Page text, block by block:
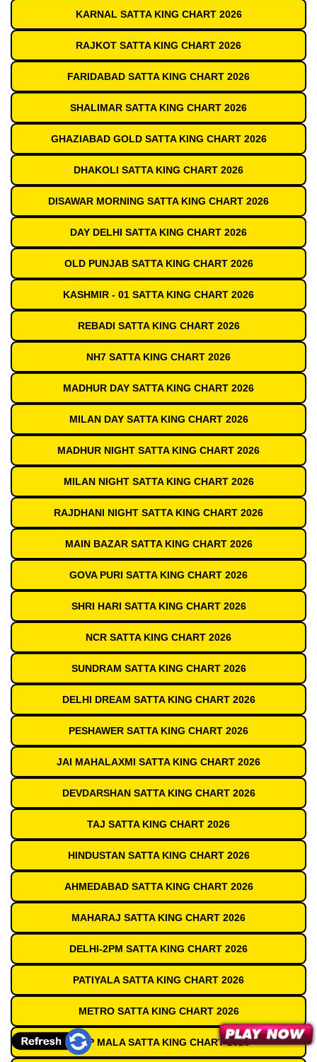
KARNAL SATTA KING CHART 2026
RAJKOT SATTA KING CHART 2026
FARIDABAD SATTA KING CHART 2026
SHALIMAR SATTA KING CHART 2026
GHAZIABAD GOLD SATTA KING CHART 2026
DHAKOLI SATTA KING CHART 2026
DISAWAR MORNING SATTA KING CHART 2026
DAY DELHI SATTA KING CHART 2026
OLD PUNJAB SATTA KING CHART 2026
KASHMIR - 01 SATTA KING CHART 2026
REBADI SATTA KING CHART 2026
NH7 SATTA KING CHART 2026
MADHUR DAY SATTA KING CHART 2026
MILAN DAY SATTA KING CHART 2026
MADHUR NIGHT SATTA KING CHART 2026
MILAN NIGHT SATTA KING CHART 2026
RAJDHANI NIGHT SATTA KING CHART 2026
MAIN BAZAR SATTA KING CHART 2026
GOVA PURI SATTA KING CHART 2026
SHRI HARI SATTA KING CHART 2026
NCR SATTA KING CHART 2026
SUNDRAM SATTA KING CHART 2026
DELHI DREAM SATTA KING CHART 2026
PESHAWER SATTA KING CHART 2026
JAI MAHALAXMI SATTA KING CHART 2026
DEVDARSHAN SATTA KING CHART 2026
TAJ SATTA KING CHART 2026
HINDUSTAN SATTA KING CHART 2026
AHMEDABAD SATTA KING CHART 2026
MAHARAJ SATTA KING CHART 2026
DELHI-2PM SATTA KING CHART 2026
PATIYALA SATTA KING CHART 2026
METRO SATTA KING CHART 2026
DEEP MALA SATTA KING CHART 2026